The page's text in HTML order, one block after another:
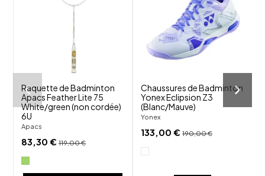
Raquette de Badminton
Apacs Feather Lite 75
White/green (non cordée)
6U
Apacs
83,30 € 119,00 €
favorite_border
visibility
Chaussures de Badminton
Yonex Eclipsion Z3
(Blanc/Mauve)
Yonex
133,00 €190,00 €